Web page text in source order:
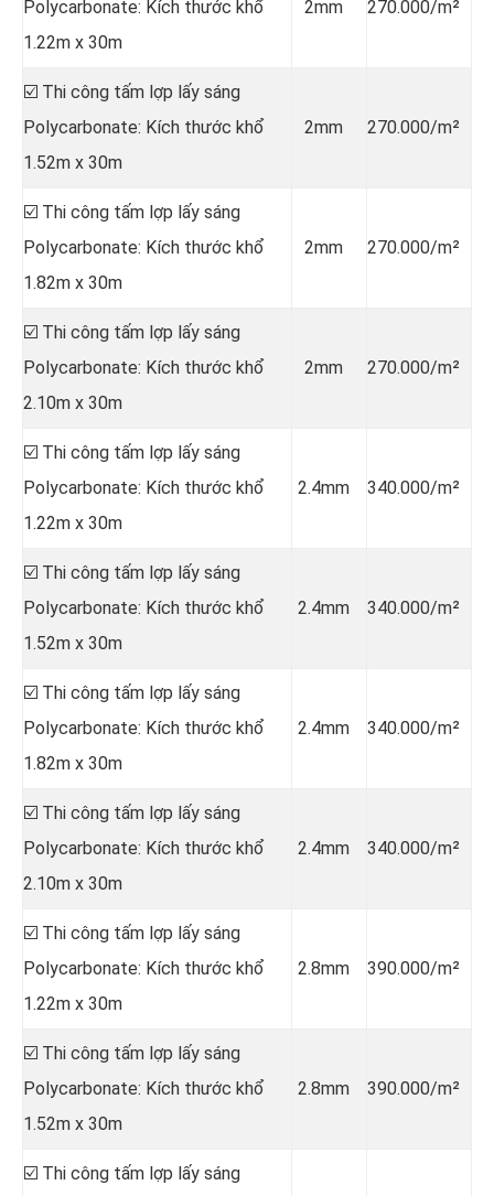
Polycarbonate: Kích thước khổ
1.22m x 30m
2mm 270.000/m²
☑️ Thi công tấm lợp lấy sáng
Polycarbonate: Kích thước khổ
1.52m x 30m
2mm 270.000/m²
☑️ Thi công tấm lợp lấy sáng
Polycarbonate: Kích thước khổ
1.82m x 30m
2mm 270.000/m²
☑️ Thi công tấm lợp lấy sáng
Polycarbonate: Kích thước khổ
2.10m x 30m
2mm 270.000/m²
☑️ Thi công tấm lợp lấy sáng
Polycarbonate: Kích thước khổ
1.22m x 30m
2.4mm 340.000/m²
☑️ Thi công tấm lợp lấy sáng
Polycarbonate: Kích thước khổ
1.52m x 30m
2.4mm 340.000/m²
☑️ Thi công tấm lợp lấy sáng
Polycarbonate: Kích thước khổ
1.82m x 30m
2.4mm 340.000/m²
☑️ Thi công tấm lợp lấy sáng
Polycarbonate: Kích thước khổ
2.10m x 30m
2.4mm 340.000/m²
☑️ Thi công tấm lợp lấy sáng
Polycarbonate: Kích thước khổ
1.22m x 30m
2.8mm 390.000/m²
☑️ Thi công tấm lợp lấy sáng
Polycarbonate: Kích thước khổ
1.52m x 30m
2.8mm 390.000/m²
☑️ Thi công tấm lợp lấy sáng